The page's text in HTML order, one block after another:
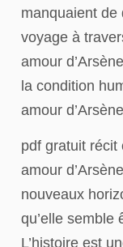
manquaient de
voyage à
amour
la condition
amour
pdf gratuit récit
amour
nouveaux
qu’elle semble
L’histoire est